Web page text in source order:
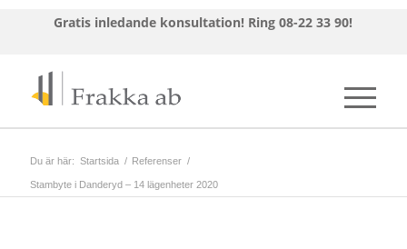
Gratis inledande konsultation! Ring 08-22 33 90!
Du är här: Startsida / Referenser /
Stambyte i Danderyd – 14 lägenheter 2020